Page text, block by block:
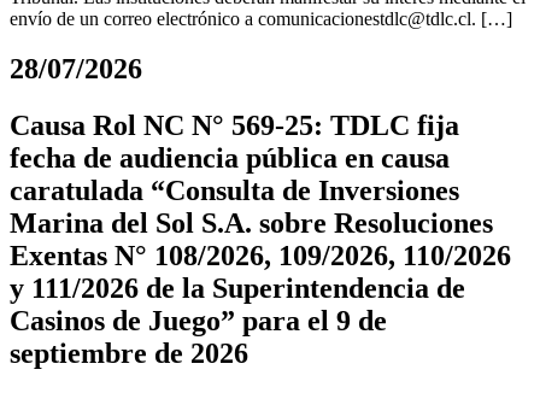
envío de un correo electrónico a comunicacionestdlc@tdlc.cl. […]
28/07/2026
Causa Rol NC N° 569-25: TDLC fija
fecha de audiencia pública en causa
caratulada “Consulta de Inversiones
Marina del Sol S.A. sobre Resoluciones
Exentas N° 108/2026, 109/2026, 110/2026
y 111/2026 de la Superintendencia de
Casinos de Juego” para el 9 de
septiembre de 2026